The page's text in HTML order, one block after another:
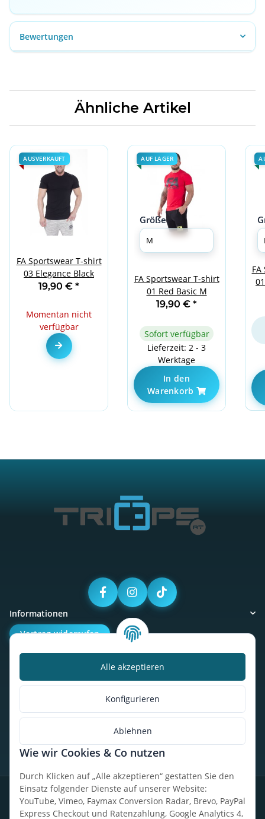
Alle akzeptieren
Konfigurieren
Ablehnen
Wie wir Cookies & Co nutzen
Durch Klicken auf „Alle akzeptieren“ gestatten Sie den
Einsatz folgender Dienste auf unserer Website:
YouTube, Vimeo, Faymax Conversion Radar, Brevo, PayPal
Express Checkout und Ratenzahlung, Google Analytics 4,
Bewertungen
Ähnliche Artikel
AUSVERKAUFT
FA Sportswear T-shirt
03 Elegance Black
19,90 € *
Momentan nicht
verfügbar
Zum Artikel
AUF LAGER
Größe
FA Sportswear T-shirt
01 Red Basic M
19,90 € *
Sofort verfügbar
Lieferzeit: 2 - 3
Werktage
In den
Warenkorb
Informationen
Vertrag widerrufen
Kalorienbedarfsrechner
So findest du uns
* Alle Preise inkl. gesetzlicher USt., zzgl.Versand
DatenschutzWiderrufsrecht AGBImpressumSitemap